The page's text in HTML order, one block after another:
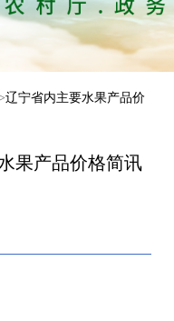
辽宁省内主要水果产品价
果产品价格简讯